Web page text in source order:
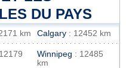
DU PAYS
km Calgary : 12452 km
Winnipeg : 12485
km